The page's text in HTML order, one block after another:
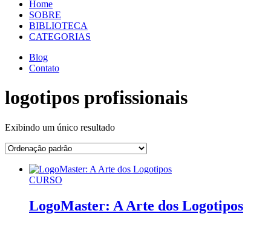
Home
SOBRE
BIBLIOTECA
CATEGORIAS
Blog
Contato
logotipos profissionais
Exibindo um único resultado
CURSO
LogoMaster: A Arte dos Logotipos